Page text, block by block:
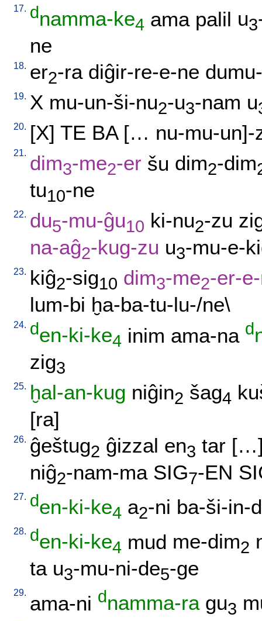
17. dnamma-ke4 ama palil u3
ne
18. er2-ra diĝir-re-e-ne
19. X mu-un-ši-nu2-u3-nam u
20. [X] TE BA[… nu-mu-un]-
21. dim3-me2-er šu dim2-dim
tu10-ne
22. du5-mu-ĝu10 ki-nu2-zu
na-aĝ2-kug-zu u3-mu-e-
23. kiĝ2-sig10 dim3-me2-er-
lum-bi ḫa-ba-tu-lu-/ne\
24. den-ki-ke4 inim ama-na d
zig3
25. ḫal-an-kug niĝin2 šag4
[ra]
26. ĝeštug2 ĝizzal en3 tar […
niĝ2-nam-ma SIG7-EN
27. den-ki-ke4 a2-ni ba-ši-in-
28. den-ki-ke4 mud me-dim2
ta u3-mu-ni-de5-ge
29. ama-ni dnamma-ra gu3